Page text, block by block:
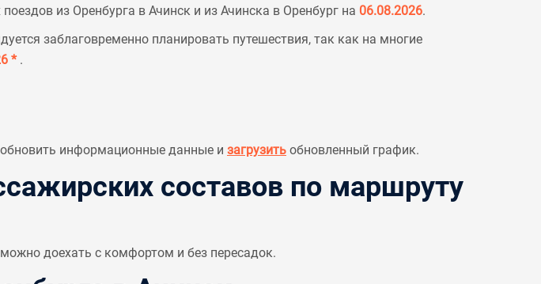
из Оренбурга в Ачинск и из Ачинска в Оренбург на 06.08.2026.
заблаговременно планировать путешествия, так как на многие
* .
информационные данные и загрузить обновленный график.
составов по маршруту
доехать с комфортом и без пересадок.